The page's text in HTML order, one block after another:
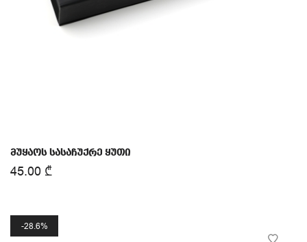
მუყაოს სასაჩუქრე ყუთი
45.00 ₾
28.6%